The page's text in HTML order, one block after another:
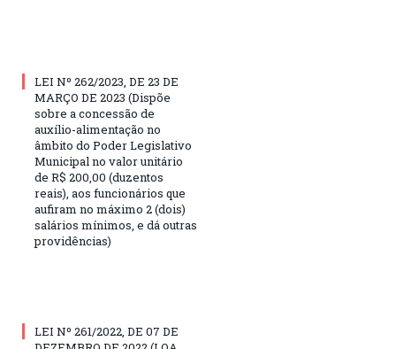
LEI Nº 262/2023, DE 23 DE
MARÇO DE 2023 (Dispõe
sobre a concessão de
auxílio-alimentação no
âmbito do Poder Legislativo
Municipal no valor unitário
de R$ 200,00 (duzentos
reais), aos funcionários que
aufiram no máximo 2 (dois)
salários mínimos, e dá outras
providências)
LEI Nº 261/2022, DE 07 DE